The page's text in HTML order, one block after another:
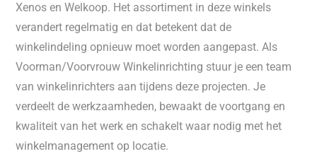
Xenos en Welkoop. Het assortiment in deze winkels
verandert regelmatig en dat betekent dat de
winkelindeling opnieuw moet worden aangepast. Als
Voorman/Voorvrouw Winkelinrichting stuur je een team
van winkelinrichters aan tijdens deze projecten. Je
verdeelt de werkzaamheden, bewaakt de voortgang en
kwaliteit van het werk en schakelt waar nodig met het
winkelmanagement op locatie.